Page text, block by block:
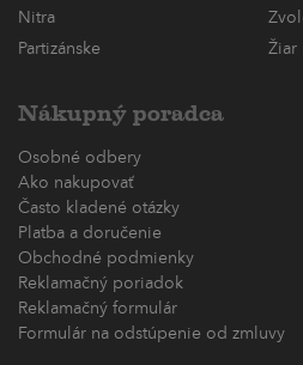
Nitra
Partizánske
Žiar
Nákupný poradca
Osobné odbery
Ako nakupovať
Často kladené otázky
Platba a doručenie
Obchodné podmienky
Reklamačný poriadok
Reklamačný formulár
Formulár na odstúpenie od zmluvy